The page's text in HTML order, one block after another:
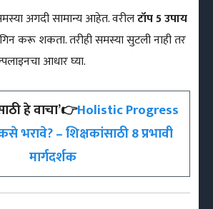
अगदी सामान्य आहेत. वरीलटॉप 5 उपाय
करू शकता. तरीही समस्या सुटली नाही तर
आधार घ्या.
हे वाचा’👉Holistic Progress
भरावे? – शिक्षकांसाठी 8 प्रभावी
मार्गदर्शक